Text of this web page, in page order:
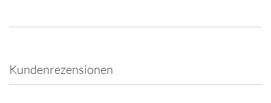
Kundenrezensionen